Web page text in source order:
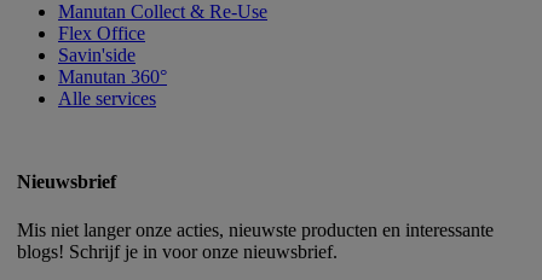
Manutan Collect & Re-Use
Flex Office
Savin'side
Manutan 360°
Alle services
Nieuwsbrief
Mis niet langer onze acties, nieuwste producten en interessante
blogs! Schrijf je in voor onze nieuwsbrief.